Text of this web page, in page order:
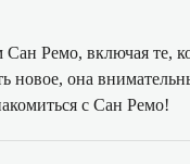
Ремо, включая те,
новое, она
с Сан Ремо!